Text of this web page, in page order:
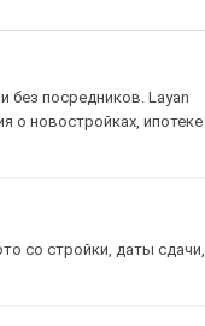
без посредников. Layan
о новостройках, ипотеке
со стройки, даты сдачи,